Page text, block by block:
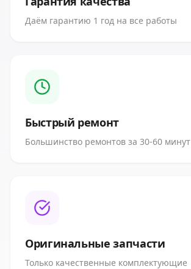
Даём гарантию 1 год на все работы
Быстрый ремонт
Большинство ремонтов за 30-60 минут
Оригинальные запчасти
Только качественные комплектующие